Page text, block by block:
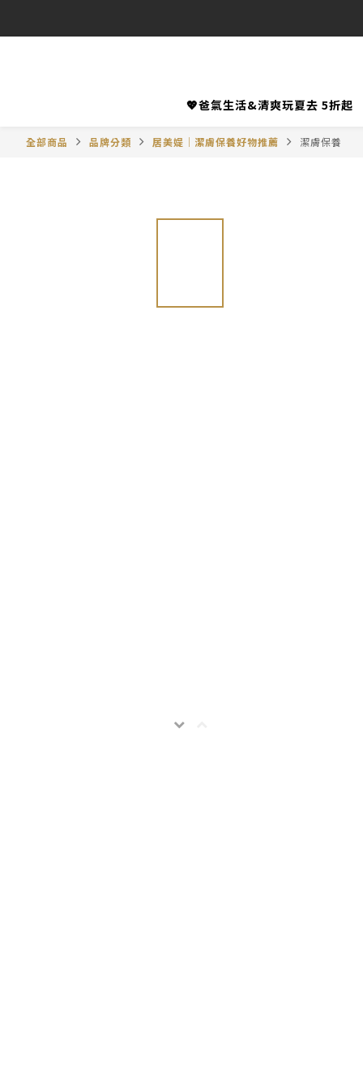
💖爸氣生活&清爽玩夏去 5折起
全部商品 品牌分類 居美媞│潔膚保養好物推薦 潔膚保養